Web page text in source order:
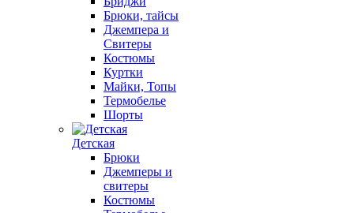
Брюки, тайсы
Джемпера и
Свитеры
Костюмы
Куртки
Майки, Топы
Термобелье
Шорты
Детская
Брюки
Джемперы и
свитеры
Костюмы